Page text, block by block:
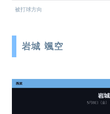
被打球方向
岩城 颯空